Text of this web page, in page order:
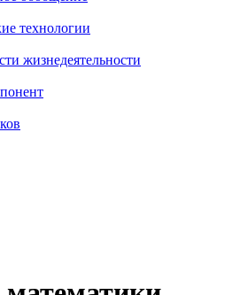
технологии
жизнедеятельности